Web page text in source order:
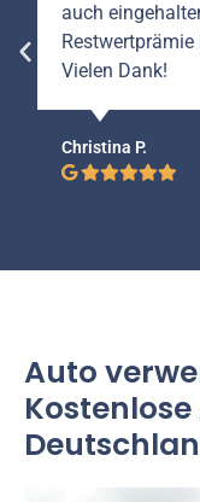
auch
Vielen Dank!
Christina P.
Auto